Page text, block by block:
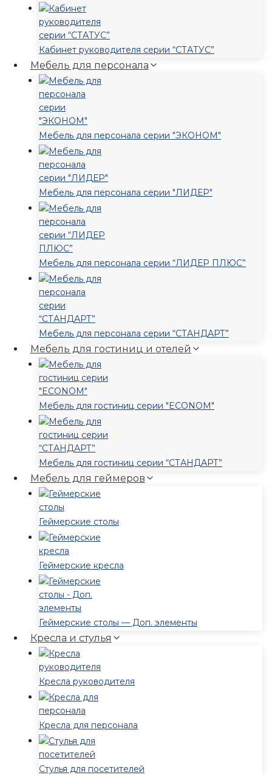
Кабинет руководителя серии “СТАТУС”
Мебель для персонала
Мебель для персонала серии "ЭКОНОМ"
Мебель для персонала серии "ЛИДЕР"
Мебель для персонала серии “ЛИДЕР ПЛЮС”
Мебель для персонала серии “СТАНДАРТ”
Мебель для гостиниц и отелей
Мебель для гостиниц серии "ECONOM"
Мебель для гостиниц серии “СТАНДАРТ”
Мебель для геймеров
Геймерские столы
Геймерские кресла
Геймерские столы — Доп. элементы
Кресла и стулья
Кресла руководителя
Кресла для персонала
Стулья для посетителей